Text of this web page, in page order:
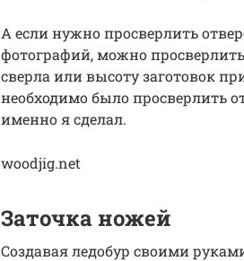
А если нужно просверлить
фотографий, можно
сверла или высоту заготовок
необходимо было просверлить
именно я сделал.
woodjig.net
Заточка ножей
Создавая ледобур своими